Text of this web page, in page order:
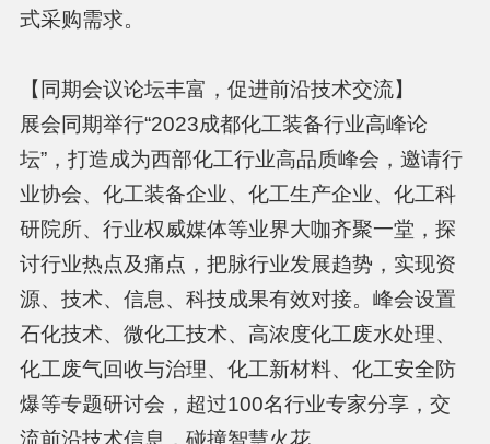
式采购需求。
【同期会议论坛丰富，促进前沿技术交流】
展会同期举行“2023成都化工装备行业高峰论
坛”，打造成为西部化工行业高品质峰会，邀请行
业协会、化工装备企业、化工生产企业、化工科
研院所、行业权威媒体等业界大咖齐聚一堂，探
讨行业热点及痛点，把脉行业发展趋势，实现资
源、技术、信息、科技成果有效对接。峰会设置
石化技术、微化工技术、高浓度化工废水处理、
化工废气回收与治理、化工新材料、化工安全防
爆等专题研讨会，超过100名行业专家分享，交
流前沿技术信息，碰撞智慧火花。